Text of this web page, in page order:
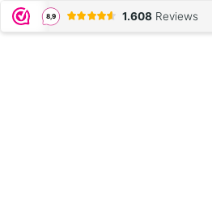
8,9 1.608 Reviews